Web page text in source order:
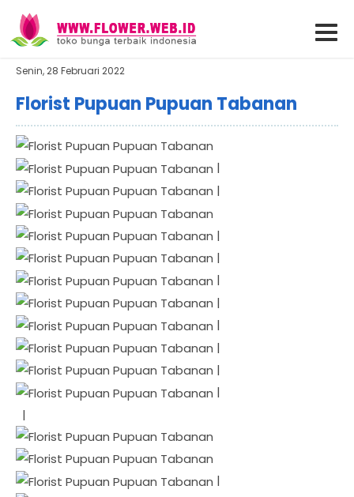
Senin, 28 Februari 2022
Florist Pupuan Pupuan Tabanan
|
|
|
|
|
|
|
|
|
|
|
|